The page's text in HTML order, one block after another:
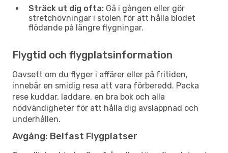
Sträck ut dig ofta: Gå i gången eller gör
stretchövningar i stolen för att hålla blodet
flödande på längre flygningar.
Flygtid och flygplatsinformation
Oavsett om du flyger i affärer eller på fritiden,
innebär en smidig resa att vara förberedd. Packa
rese kuddar, laddare, en bra bok och alla
nödvändigheter för att hålla dig avslappnad och
underhållen.
Avgång: Belfast Flygplatser